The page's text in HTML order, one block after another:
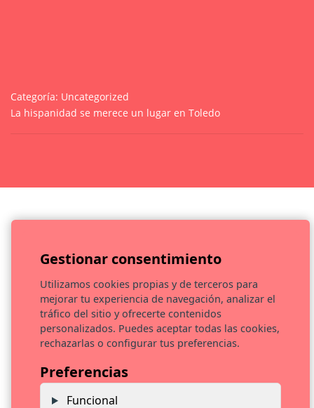
Categoría: Uncategorized
La hispanidad se merece un lugar en Toledo
EVOCA CULTURA S.L. ha sido beneficiaria del Fondo Europeo
de Desarrollo Regional cuyo objetivo es promover el
desarrollo tecnológico, la innovación y una investigación de
calidad y gracias al que ha llevado a cabo el estudio de
producto/servicio, con el objetivo de mejorar la
competitividad empresarial apoyada en la innovación de la
pyme, durante el año 2022. Para ello ha contado con el apoyo
Gestionar consentimiento
Utilizamos cookies propias y de terceros para
mejorar tu experiencia de navegación, analizar el
tráfico del sitio y ofrecerte contenidos
personalizados. Puedes aceptar todas las cookies,
rechazarlas o configurar tus preferencias.
Preferencias
Funcional